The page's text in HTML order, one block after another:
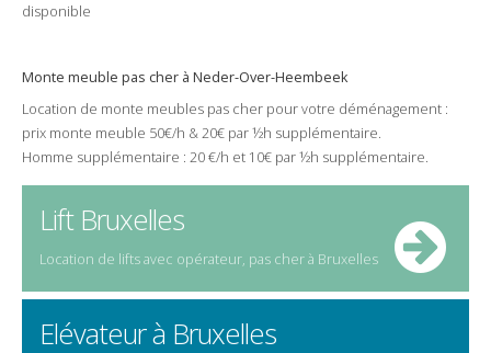
disponible
Monte meuble pas cher à Neder-Over-Heembeek
Location de monte meubles pas cher pour votre déménagement :
prix monte meuble 50€/h & 20€ par ½h supplémentaire.
Homme supplémentaire : 20 €/h et 10€ par ½h supplémentaire.
Lift Bruxelles
Location de liftsavec opérateur, pas cherà Bruxelles
Elévateur à Bruxelles